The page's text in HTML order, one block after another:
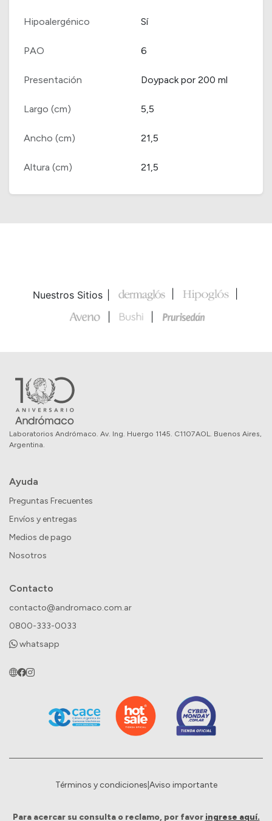
Hipoalergénico Sí
PAO 6
Presentación Doypack por 200 ml
Largo (cm) 5,5
Ancho (cm) 21,5
Altura (cm) 21,5
Nuestros Sitios
Laboratorios Andrómaco. Av. Ing. Huergo 1145. C1107AOL. Buenos Aires,
Argentina.
Ayuda
Preguntas Frecuentes
Envíos y entregas
Medios de pago
Nosotros
Contacto
contacto@andromaco.com.ar
0800-333-0033
whatsapp
Términos y condiciones Aviso importante
Para acercar su consulta o reclamo, por favor ingrese aquí.